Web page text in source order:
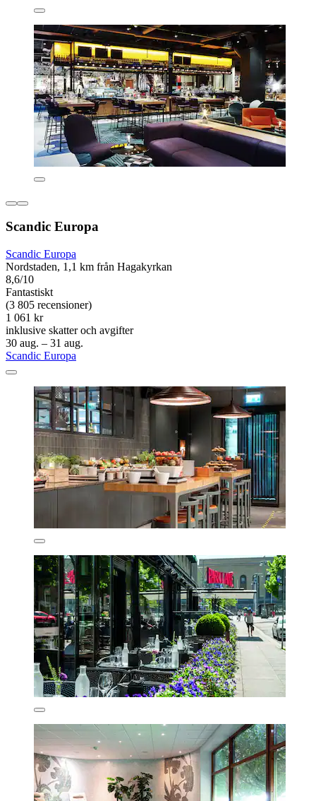
Scandic Europa
Scandic Europa
Nordstaden, 1,1 km från Hagakyrkan
8,6/10
Fantastiskt
(3 805 recensioner)
1 061 kr
inklusive skatter och avgifter
30 aug. – 31 aug.
Scandic Europa